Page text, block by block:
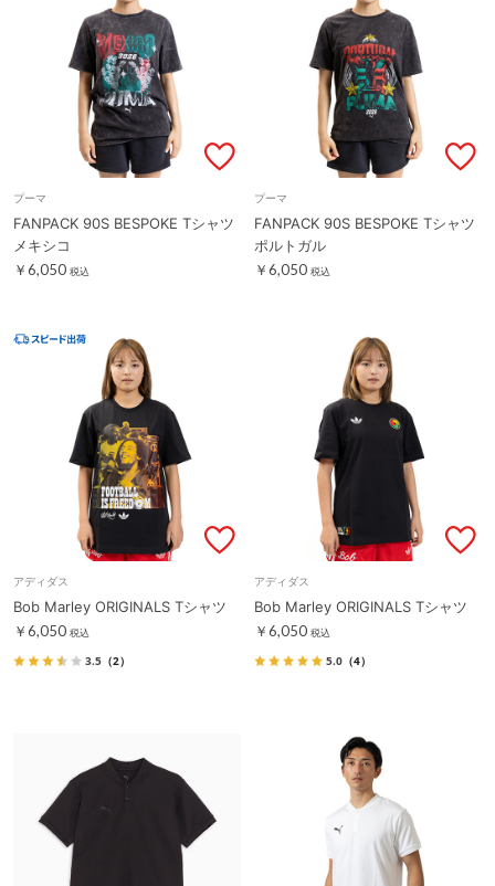
プーマ
FANPACK 90S BESPOKE Tシャツ
メキシコ
￥6,050 税込
プーマ
FANPACK 90S BESPOKE Tシャツ
ポルトガル
￥6,050 税込
アディダス
Bob Marley ORIGINALS Tシャツ
￥6,050 税込
3.5 （2）
アディダス
Bob Marley ORIGINALS Tシャツ
￥6,050 税込
5.0 （4）